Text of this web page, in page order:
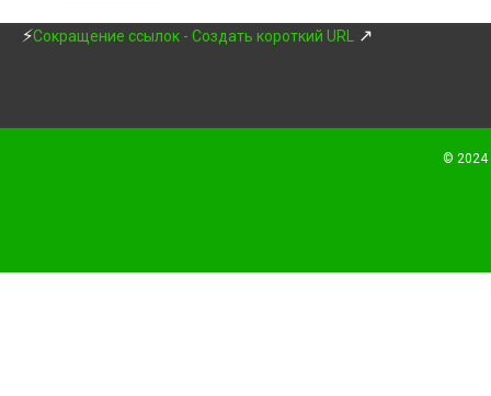
⚡Сокращение ссылок - Создать короткий URL ↗
© 2024